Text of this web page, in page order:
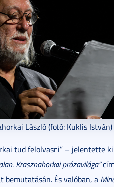
László (fotó: Kuklis István)
tud felolvasni” – jelentette
Krasznahorkai prózavilága”
És valóban, a